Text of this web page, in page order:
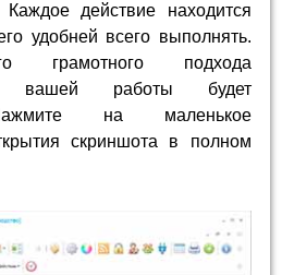
действие находится
удобней всего выполнять.
грамотного подхода
вашей работы будет
на маленькое
скриншота в полном